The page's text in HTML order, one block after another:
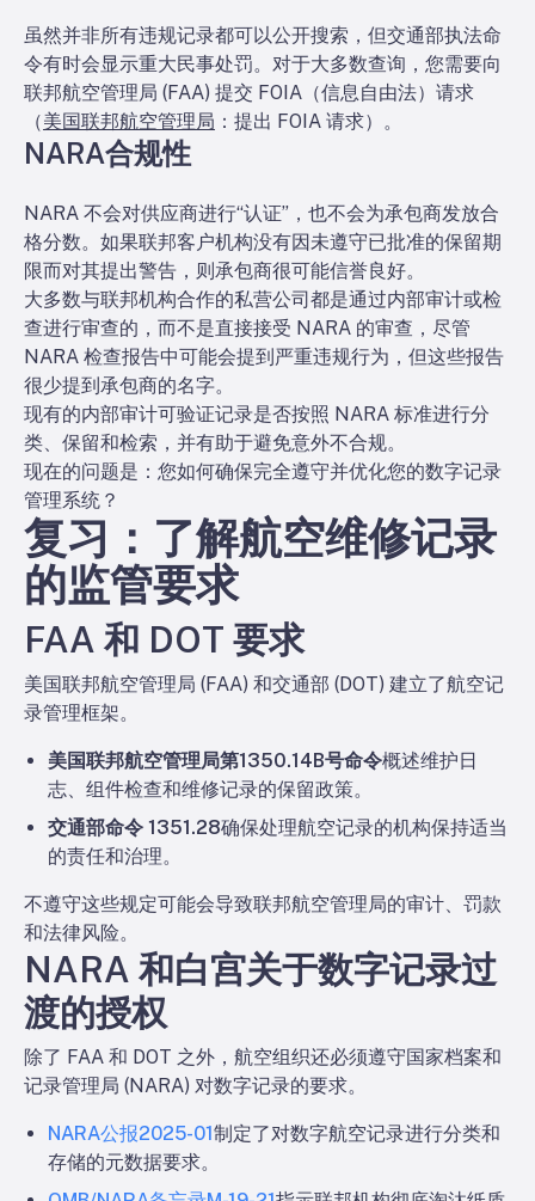
虽然并非所有违规记录都可以公开搜索，但交通部执法命
令有时会显示重大民事处罚。对于大多数查询，您需要向
联邦航空管理局 (FAA) 提交 FOIA（信息自由法）请求
（美国联邦航空管理局 ：提出 FOIA 请求）。
NARA合规性
NARA 不会对供应商进行“认证”，也不会为承包商发放合
格分数。如果联邦客户机构没有因未遵守已批准的保留期
限而对其提出警告，则承包商很可能信誉良好。
大多数与联邦机构合作的私营公司都是通过内部审计或检
查进行审查的，而不是直接接受 NARA 的审查，尽管
NARA 检查报告中可能会提到严重违规行为，但这些报告
很少提到承包商的名字。
现有的内部审计可验证记录是否按照 NARA 标准进行分
类、保留和检索，并有助于避免意外不合规。
现在的问题是：您如何确保完全遵守并优化您的数字记录
管理系统？
复习：了解航空维修记录
的监管要求
FAA 和 DOT 要求
美国联邦航空管理局 (FAA) 和交通部 (DOT) 建立了航空记
录管理框架。
美国联邦航空管理局第1350.14B号命令概述维护日
志、组件检查和维修记录的保留政策。
交通部命令 1351.28确保处理航空记录的机构保持适当
的责任和治理。
不遵守这些规定可能会导致联邦航空管理局的审计、罚款
和法律风险。
NARA 和白宫关于数字记录过
渡的授权
除了 FAA 和 DOT 之外，航空组织还必须遵守国家档案和
记录管理局 (NARA) 对数字记录的要求。
NARA公报2025-01制定了对数字航空记录进行分类和
存储的元数据要求。